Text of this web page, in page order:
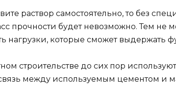
раствор самостоятельно, то без
прочности будет невозможно. Тем не
нагрузки, которые сможет выдержать
строительстве до сих пор
между используемым цементом и